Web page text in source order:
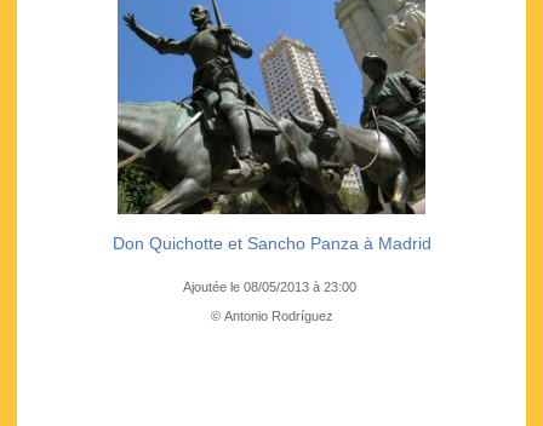
Don Quichotte et Sancho Panza à Madrid
Ajoutée le 08/05/2013 à 23:00
© Antonio Rodríguez